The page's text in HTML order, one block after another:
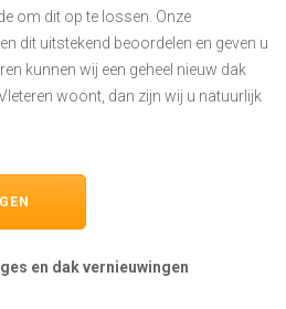
om dit op te lossen. Onze
dit uitstekend beoordelen en geven u
kunnen wij een geheel nieuw dak
woont, dan zijn wij u natuurlijk
en dak vernieuwingen